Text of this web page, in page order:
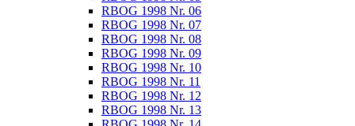
RBOG 1998 Nr. 06
RBOG 1998 Nr. 07
RBOG 1998 Nr. 08
RBOG 1998 Nr. 09
RBOG 1998 Nr. 10
RBOG 1998 Nr. 11
RBOG 1998 Nr. 12
RBOG 1998 Nr. 13